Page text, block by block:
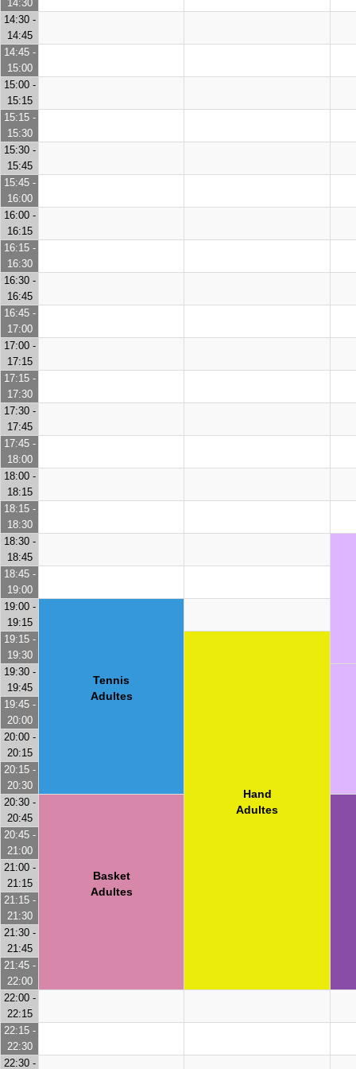
14:30
14:30 -
14:45
14:45 -
15:00
15:00 -
15:15
15:15 -
15:30
15:30 -
15:45
15:45 -
16:00
16:00 -
16:15
16:15 -
16:30
16:30 -
16:45
16:45 -
17:00
17:00 -
17:15
17:15 -
17:30
17:30 -
17:45
17:45 -
18:00
18:00 -
18:15
18:15 -
18:30
18:30 -
18:45
18:45 -
19:00
19:00 -
19:15
Tennis
Adultes
19:15 -
19:30
Hand
Adultes
19:30 -
19:45
19:45 -
20:00
20:00 -
20:15
20:15 -
20:30
20:30 -
20:45
Basket
Adultes
20:45 -
21:00
21:00 -
21:15
21:15 -
21:30
21:30 -
21:45
21:45 -
22:00
22:00 -
22:15
22:15 -
22:30
22:30 -